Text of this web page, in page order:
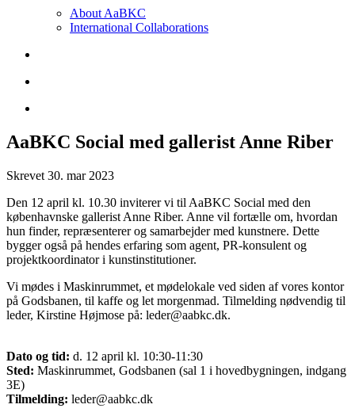
About AaBKC
International Collaborations
AaBKC Social med gallerist Anne Riber
Skrevet 30. mar 2023
Den 12 april kl. 10.30 inviterer vi til AaBKC Social med den
københavnske gallerist Anne Riber. Anne vil fortælle om, hvordan
hun finder, repræsenterer og samarbejder med kunstnere. Dette
bygger også på hendes erfaring som agent, PR-konsulent og
projektkoordinator i kunstinstitutioner.
Vi mødes i Maskinrummet, et mødelokale ved siden af vores kontor
på Godsbanen, til kaffe og let morgenmad. Tilmelding nødvendig til
leder, Kirstine Højmose på: leder@aabkc.dk.
Dato og tid: d. 12 april kl. 10:30-11:30
Sted: Maskinrummet, Godsbanen (sal 1 i hovedbygningen, indgang
3E)
Tilmelding: leder@aabkc.dk